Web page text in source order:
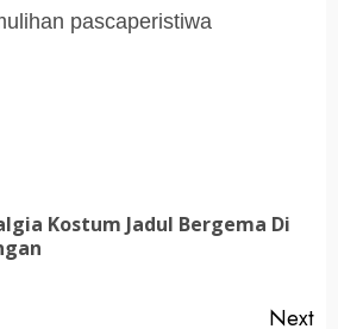
pascaperistiwa
Kostum Jadul Bergema Di
Next